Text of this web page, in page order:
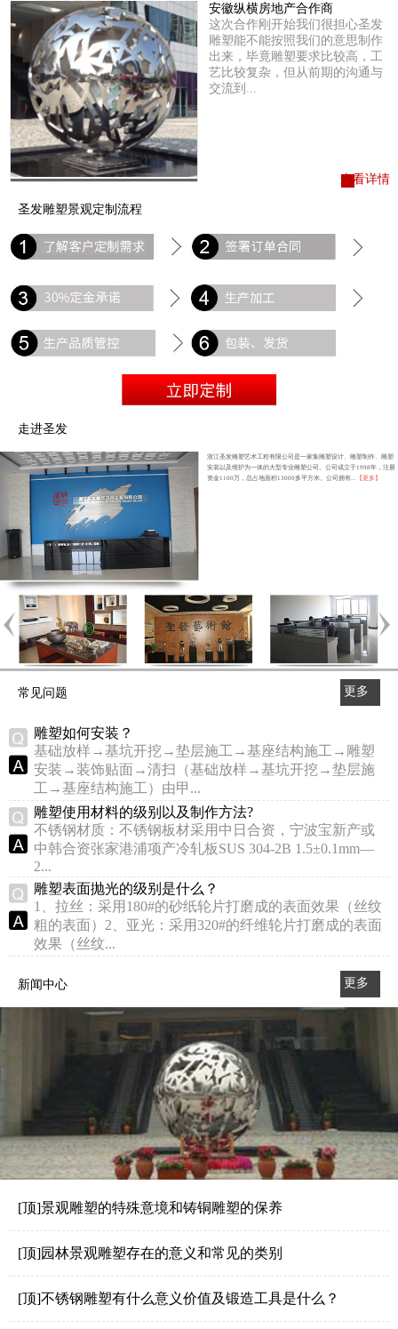
查看详情
安徽纵横房地产合作商
这次合作刚开始我们很担心圣发
雕塑能不能按照我们的意思制作
出来，毕竟雕塑要求比较高，工
艺比较复杂，但从前期的沟通与
交流到...
圣发雕塑景观定制流程
走进圣发
浙江圣发雕塑艺术工程有限公司是一家集雕塑设计、雕塑制作、雕塑
安装以及维护为一体的大型专业雕塑公司。公司成立于1998年，注册
资金1100万，总占地面积13000多平方米。公司拥有...
【更多】
常见问题
更多
雕塑如何安装？
基础放样→基坑开挖→垫层施工→基座结构施工→雕塑
安装→装饰贴面→清扫（基础放样→基坑开挖→垫层施
工→基座结构施工）由甲...
雕塑使用材料的级别以及制作方法?
不锈钢材质：不锈钢板材采用中日合资，宁波宝新产或
中韩合资张家港浦项产冷轧板SUS 304-2B 1.5±0.1mm—
2...
雕塑表面抛光的级别是什么？
1、拉丝：采用180#的砂纸轮片打磨成的表面效果（丝纹
粗的表面）2、亚光：采用320#的纤维轮片打磨成的表面
效果（丝纹...
新闻中心
更多
>>
[顶]景观雕塑的特殊意境和铸铜雕塑的保养
[顶]园林景观雕塑存在的意义和常见的类别
[顶]不锈钢雕塑有什么意义价值及锻造工具是什么？